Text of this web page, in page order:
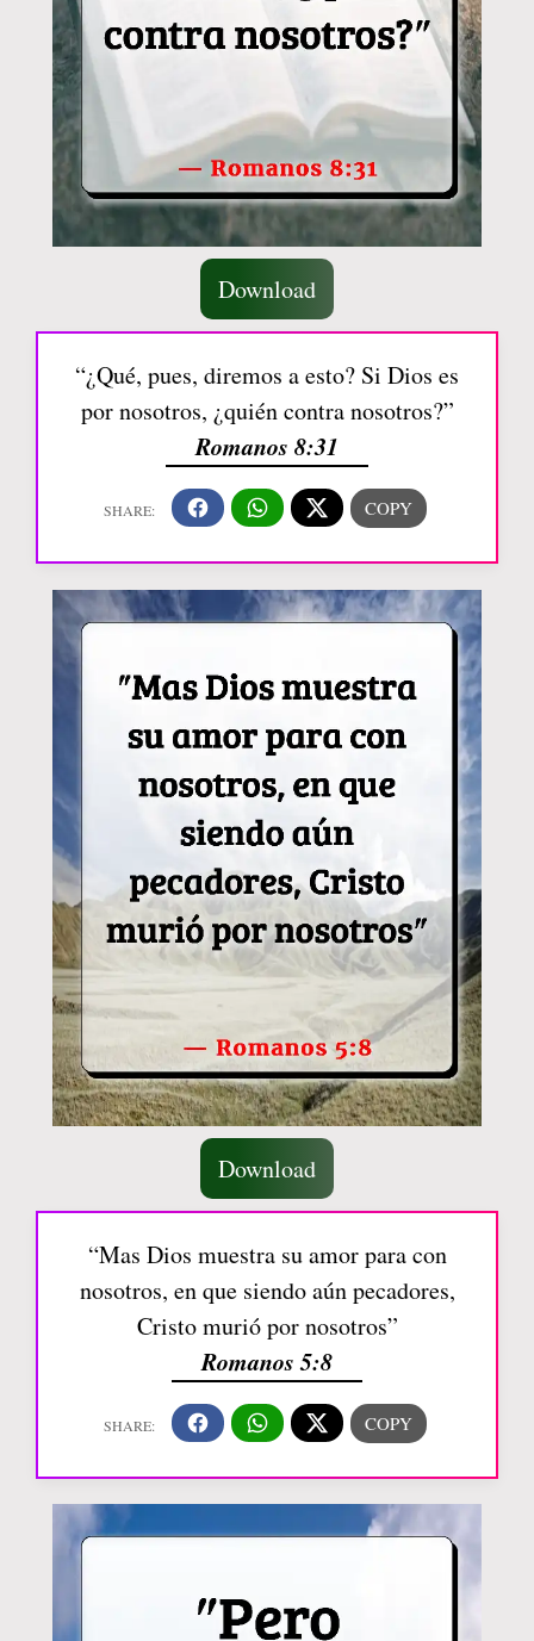
Download
“¿Qué, pues, diremos a esto? Si Dios es
por nosotros, ¿quién contra nosotros?”
Romanos 8:31
Download
“Mas Dios muestra su amor para con
nosotros, en que siendo aún pecadores,
Cristo murió por nosotros”
Romanos 5:8